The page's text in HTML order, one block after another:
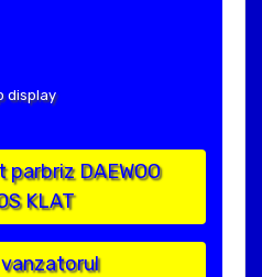
display
DAEWOO
KLAT